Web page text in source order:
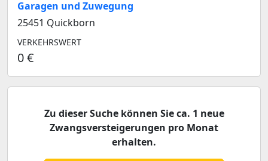
Garagen und Zuwegung
25451 Quickborn
VERKEHRSWERT
0 €
Zu dieser Suche können Sie ca. 1 neue
Zwangsversteigerungen pro Monat
erhalten.